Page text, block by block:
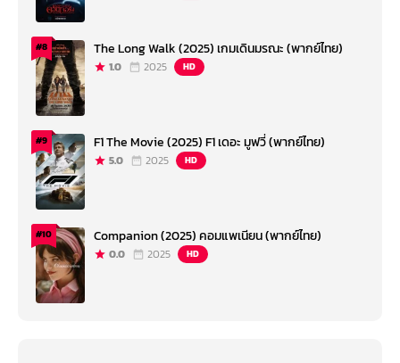
#8 The Long Walk (2025) เกมเดินมรณะ (พากย์ไทย)
1.0 2025 HD
#9 F1 The Movie (2025) F1 เดอะ มูฟวี่ (พากย์ไทย)
5.0 2025 HD
#10 Companion (2025) คอมแพเนียน (พากย์ไทย)
0.0 2025 HD